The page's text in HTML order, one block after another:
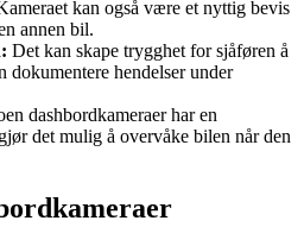
kan også være et nyttig bevis
annen bil.
Det kan skape trygghet for sjåføren å
dokumentere hendelser under
dashbordkameraer har en
det mulig å overvåke bilen når den